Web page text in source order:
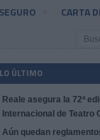
CARTA
LO ÚLTIMO
Reale asegura la 72ª
Internacional de Teatro
Aún quedan